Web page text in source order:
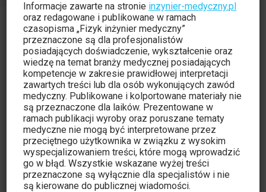
Free online WEBINAR and live Q&A
sessions LESS WORK IN YOUR
WORKFLOW: How Alignrt Advance
optimizes efficiency
Informacje zawarte na stronie inzynier-medyczny.pl
oraz redagowane i publikowane w ramach
czasopisma „Fizyk inżynier medyczny”
przeznaczone są dla profesjonalistów
posiadających doświadczenie, wykształcenie oraz
wiedzę na temat branży medycznej posiadających
kompetencje w zakresie prawidłowej interpretacji
zawartych treści lub dla osób wykonujących zawód
medyczny. Publikowane i kolportowane materiały nie
są przeznaczone dla laików. Prezentowane w
ramach publikacji wyroby oraz poruszane tematy
medyczne nie mogą być interpretowane przez
przeciętnego użytkownika w związku z wysokim
wyspecjalizowaniem treści, które mogą wprowadzić
go w błąd. Wszystkie wskazane wyżej treści
przeznaczone są wyłącznie dla specjalistów i nie
są kierowane do publicznej wiadomości.